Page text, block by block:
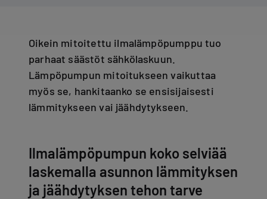
Oikein mitoitettu ilmalämpöpumppu tuo
parhaat säästöt sähkölaskuun.
Lämpöpumpun mitoitukseen vaikuttaa
myös se, hankitaanko se ensisijaisesti
lämmitykseen vai jäähdytykseen.
Ilmalämpöpumpun koko selviää
laskemalla asunnon lämmityksen
ja jäähdytyksen tehon tarve